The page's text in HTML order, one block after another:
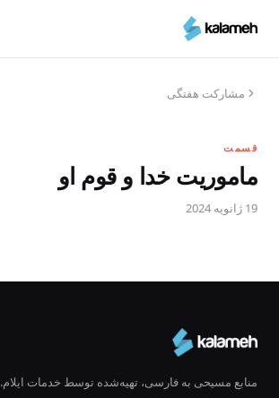
محتوای
مشارکت هفتگی
قسمت
ماموریت خدا و قوم او
19 ژانویه 2024
منابع مسیحی به فارسی، تهیه‌شده توسط خدمات ایلام.